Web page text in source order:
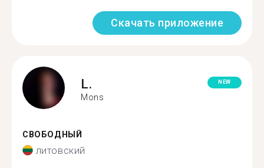
Скачать приложение
L.
Mons
NEW
СВОБОДНЫЙ
литовский